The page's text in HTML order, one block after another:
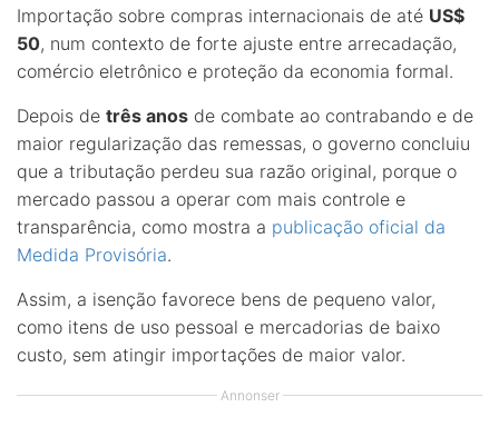
Importação sobre compras internacionais de até US$
50, num contexto de forte ajuste entre arrecadação,
comércio eletrônico e proteção da economia formal.
Depois de três anos de combate ao contrabando e de
maior regularização das remessas, o governo concluiu
que a tributação perdeu sua razão original, porque o
mercado passou a operar com mais controle e
transparência, como mostra a publicação oficial da
Medida Provisória.
Assim, a isenção favorece bens de pequeno valor,
como itens de uso pessoal e mercadorias de baixo
custo, sem atingir importações de maior valor.
Annonser